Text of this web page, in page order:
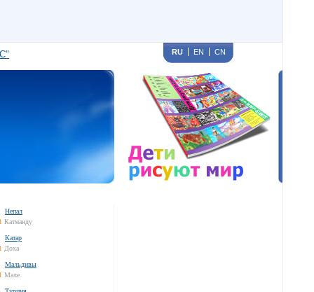
RU EN CN
Непал
Катманду
Катар
Доха
Мальдивы
Мале